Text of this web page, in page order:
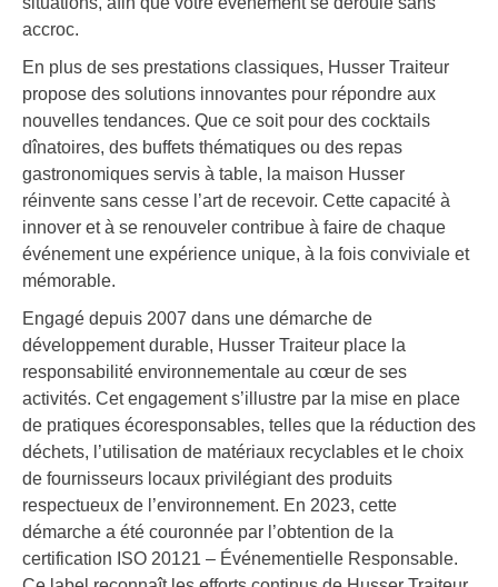
accroc.
En plus de ses prestations classiques, Husser Traiteur
propose des solutions innovantes pour répondre aux
nouvelles tendances. Que ce soit pour des cocktails
dînatoires, des buffets thématiques ou des repas
gastronomiques servis à table, la maison Husser
réinvente sans cesse l’art de recevoir. Cette capacité à
innover et à se renouveler contribue à faire de chaque
événement une expérience unique, à la fois conviviale et
mémorable.
Engagé depuis 2007 dans une démarche de
développement durable, Husser Traiteur place la
responsabilité environnementale au cœur de ses
activités. Cet engagement s’illustre par la mise en place
de pratiques écoresponsables, telles que la réduction des
déchets, l’utilisation de matériaux recyclables et le choix
de fournisseurs locaux privilégiant des produits
respectueux de l’environnement. En 2023, cette
démarche a été couronnée par l’obtention de la
certification ISO 20121 – Événementielle Responsable.